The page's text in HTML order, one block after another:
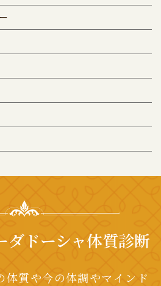
ダドーシャ体質診断
体質や今の体調やマインド